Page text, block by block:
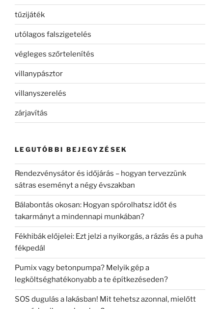
tűzijáték
utólagos falszigetelés
végleges szőrtelenítés
villanypásztor
villanyszerelés
zárjavítás
LEGUTÓBBI BEJEGYZÉSEK
Rendezvénysátor és időjárás – hogyan tervezzünk
sátras eseményt a négy évszakban
Bálabontás okosan: Hogyan spórolhatsz időt és
takarmányt a mindennapi munkában?
Fékhibák előjelei: Ezt jelzi a nyikorgás, a rázás és a puha
fékpedál
Pumix vagy betonpumpa? Melyik gép a
legköltséghatékonyabb a te építkezéseden?
SOS dugulás a lakásban! Mit tehetsz azonnal, mielőtt